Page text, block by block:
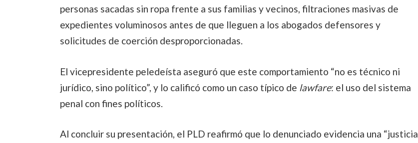
personas sacadas sin ropa frente a sus familias y vecinos, filtraciones masivas de
expedientes voluminosos antes de que lleguen a los abogados defensores y
solicitudes de coerción desproporcionadas.
El vicepresidente peledeísta aseguró que este comportamiento “no es técnico ni
jurídico, sino político”, y lo calificó como un caso típico de lawfare: el uso del sistema
penal con fines políticos.
Al concluir su presentación, el PLD reafirmó que lo denunciado evidencia una “justicia